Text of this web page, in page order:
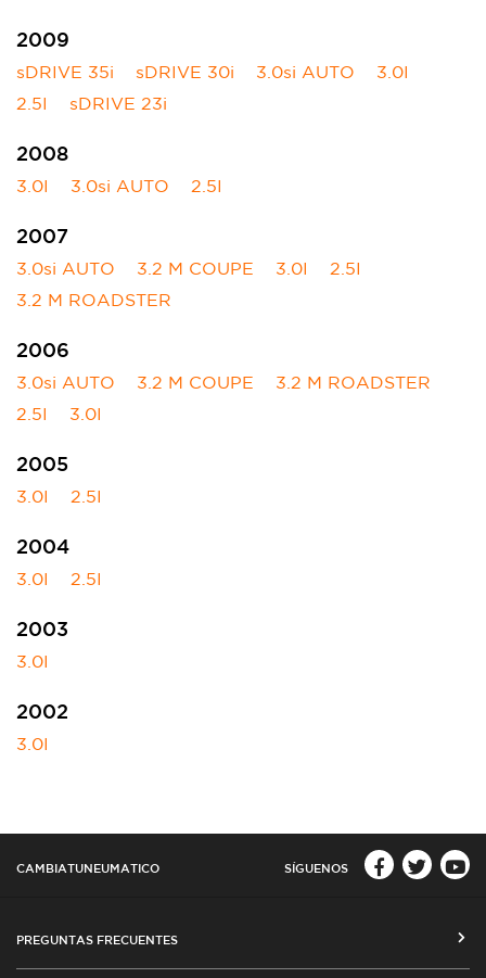
2009
sDRIVE 35i sDRIVE 30i 3.0si AUTO
3.0I
2.5I
sDRIVE 23i
2008
3.0I 3.0si AUTO 2.5I
2007
3.0si AUTO 3.2 M COUPE 3.0I
2.5I
3.2 M ROADSTER
2006
3.0si AUTO 3.2 M COUPE
3.2 M ROADSTER
2.5I
3.0I
2005
3.0I 2.5I
2004
3.0I 2.5I
2003
3.0I
2002
3.0I
CAMBIATUNEUMATICO SÍGUENOS
PREGUNTAS FRECUENTES